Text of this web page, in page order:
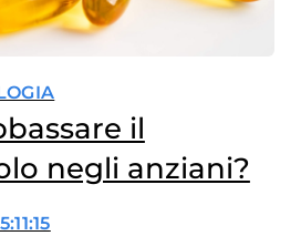
il
negli anziani?